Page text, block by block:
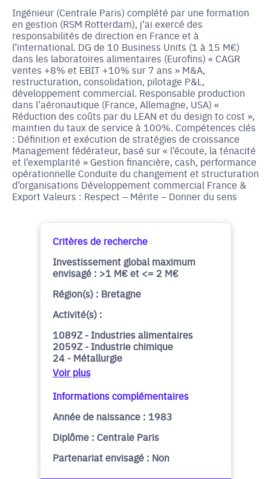
Ingénieur (Centrale Paris) complété par une formation
en gestion (RSM Rotterdam), j’ai exercé des
responsabilités de direction en France et à
l’international. DG de 10 Business Units (1 à 15 M€)
dans les laboratoires alimentaires (Eurofins) « CAGR
ventes +8% et EBIT +10% sur 7 ans » M&A,
restructuration, consolidation, pilotage P&L,
développement commercial. Responsable production
dans l’aéronautique (France, Allemagne, USA) «
Réduction des coûts par du LEAN et du design to cost »,
maintien du taux de service à 100%. Compétences clés
: Définition et exécution de stratégies de croissance
Management fédérateur, basé sur « l’écoute, la ténacité
et l’exemplarité » Gestion financière, cash, performance
opérationnelle Conduite du changement et structuration
d’organisations Développement commercial France &
Export Valeurs : Respect – Mérite – Donner du sens
Critères de recherche
Investissement global maximum
envisagé : >1 M€ et <= 2 M€
Région(s) : Bretagne
Activité(s) :
1089Z - Industries alimentaires
2059Z - Industrie chimique
24 - Métallurgie
Voir plus
Informations complémentaires
Année de naissance : 1983
Diplôme : Centrale Paris
Partenariat envisagé : Non